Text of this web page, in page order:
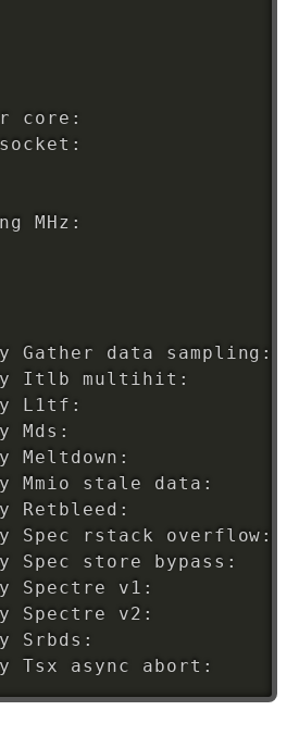
family:
core:
socket:
MHz:
MHz:
min MHz:
fpu vme
Gather data sampling:
Itlb multihit:
L1tf:
Mds:
Meltdown:
Mmio stale data:
Retbleed:
Spec rstack overflow:
Spec store bypass:
Spectre v1:
Spectre v2:
Srbds: